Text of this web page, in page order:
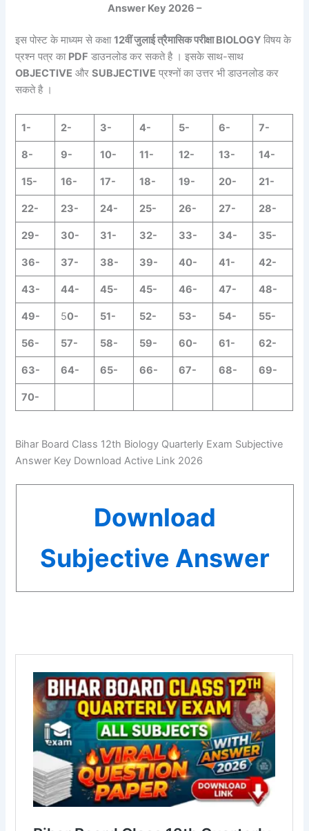
Answer Key 2026 –
इस पोस्ट के माध्यम से कक्षा12वीं जुलाई त्रैमासिक परीक्षा BIOLOGYविषय के
प्रश्न पत्र का PDF डाउनलोड कर सकते है । इसके साथ-साथ
OBJECTIVE औरSUBJECTIVE प्रश्नों का उत्तर भी डाउनलोड कर
सकते है ।
1- 2- 3- 4- 5- 6- 7-
8- 9- 10- 11- 12- 13- 14-
15- 16- 17- 18- 19- 20- 21-
22- 23- 24- 25- 26- 27- 28-
29- 30- 31- 32- 33- 34- 35-
36- 37- 38- 39- 40- 41- 42-
43- 44- 45- 45- 46- 47- 48-
49- 50- 51- 52- 53- 54- 55-
56- 57- 58- 59- 60- 61- 62-
63- 64- 65- 66- 67- 68- 69-
70-
Bihar Board Class 12th Biology Quarterly Exam Subjective
Answer Key Download Active Link 2026
Download
Subjective Answer